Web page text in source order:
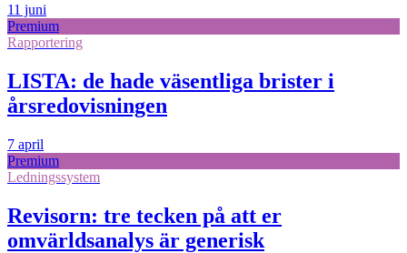
11 juni
Premium
Rapportering
LISTA: de hade väsentliga brister i
årsredovisningen
7 april
Premium
Ledningssystem
Revisorn: tre tecken på att er
omvärldsanalys är generisk